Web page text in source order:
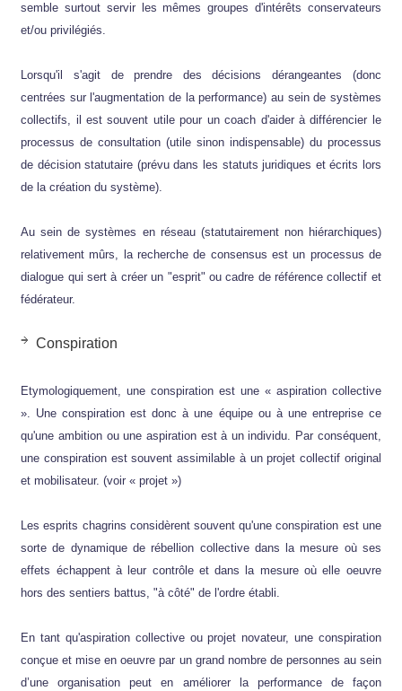
semble surtout servir les mêmes groupes d'intérêts conservateurs
et/ou privilégiés.
Lorsqu'il s'agit de prendre des décisions dérangeantes (donc
centrées sur l'augmentation de la performance) au sein de systèmes
collectifs, il est souvent utile pour un coach d'aider à différencier le
processus de consultation (utile sinon indispensable) du processus
de décision statutaire (prévu dans les statuts juridiques et écrits lors
de la création du système).
Au sein de systèmes en réseau (statutairement non hiérarchiques)
relativement mûrs, la recherche de consensus est un processus de
dialogue qui sert à créer un "esprit" ou cadre de référence collectif et
fédérateur.
Conspiration
Etymologiquement, une conspiration est une « aspiration collective
». Une conspiration est donc à une équipe ou à une entreprise ce
qu'une ambition ou une aspiration est à un individu. Par conséquent,
une conspiration est souvent assimilable à un projet collectif original
et mobilisateur. (voir « projet »)
Les esprits chagrins considèrent souvent qu'une conspiration est une
sorte de dynamique de rébellion collective dans la mesure où ses
effets échappent à leur contrôle et dans la mesure où elle oeuvre
hors des sentiers battus, "à côté" de l'ordre établi.
En tant qu'aspiration collective ou projet novateur, une conspiration
conçue et mise en oeuvre par un grand nombre de personnes au sein
d’une organisation peut en améliorer la performance de façon